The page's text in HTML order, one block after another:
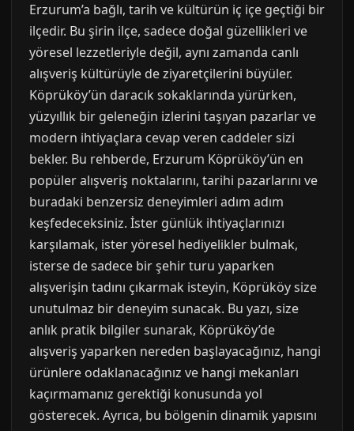
Erzurum’a bağlı, tarih ve kültürün iç içe geçtiği bir
ilçedir. Bu şirin ilçe, sadece doğal güzellikleri ve
yöresel lezzetleriyle değil, aynı zamanda canlı
alışveriş kültürüyle de ziyaretçilerini büyüler.
Köprüköy’ün daracık sokaklarında yürürken,
yüzyıllık bir geleneğin izlerini taşıyan pazarlar ve
modern ihtiyaçlara cevap veren caddeler sizi
bekler. Bu rehberde, Erzurum Köprüköy’ün en
popüler alışveriş noktalarını, tarihi pazarlarını ve
buradaki benzersiz deneyimleri adım adım
keşfedeceksiniz. İster günlük ihtiyaçlarınızı
karşılamak, ister yöresel hediyelikler bulmak,
isterse de sadece bir şehir turu yaparken
alışverişin tadını çıkarmak isteyin, Köprüköy size
unutulmaz bir deneyim sunacak. Bu yazı, size
anlık pratik bilgiler sunarak, Köprüköy’de
alışveriş yaparken nereden başlayacağınız, hangi
ürünlere odaklanacağınız ve hangi mekanları
kaçırmamanız gerektiği konusunda yol
gösterecek. Ayrıca, bu bölgenin dinamik yapısını